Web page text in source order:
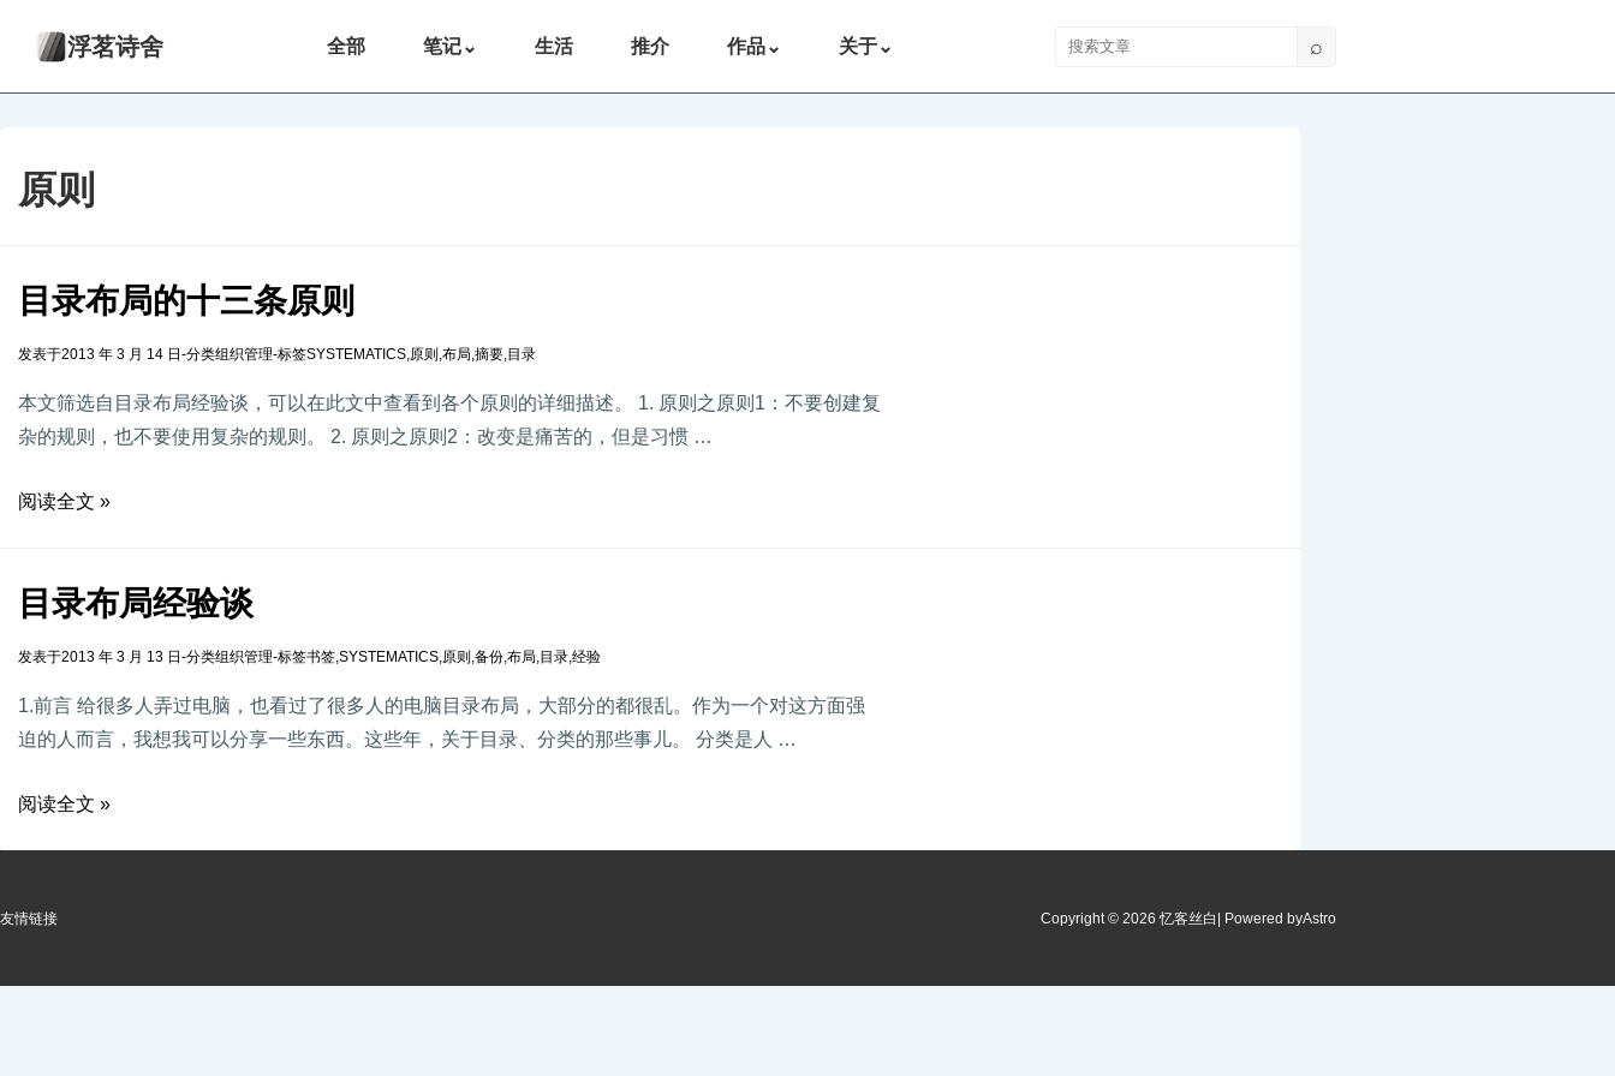
浮茗诗舍 全部 笔记⌄ 生活 推介 作品⌄ 关于⌄ 搜索文章 ⌕
原则
目录布局的十三条原则
发表于2013 年 3 月 14 日 -分类组织管理-标签SYSTEMATICS,原则 ,布局,摘要,目录
本文筛选自目录布局经验谈，可以在此文中查看到各个原则的详细描述。 1. 原则之原则1：不要创建复
杂的规则，也不要使用复杂的规则。 2. 原则之原则2：改变是痛苦的，但是习惯 …
阅读全文 »
目录布局经验谈
发表于2013 年 3 月 13 日 -分类组织管理-标签书签,SYSTEMATICS,原则 ,备份,布局,目录,经验
1.前言 给很多人弄过电脑，也看过了很多人的电脑目录布局，大部分的都很乱。作为一个对这方面强
迫的人而言，我想我可以分享一些东西。这些年，关于目录、分类的那些事儿。 分类是人 …
阅读全文 »
友情链接 Copyright © 2026 忆客丝白 | Powered byAstro